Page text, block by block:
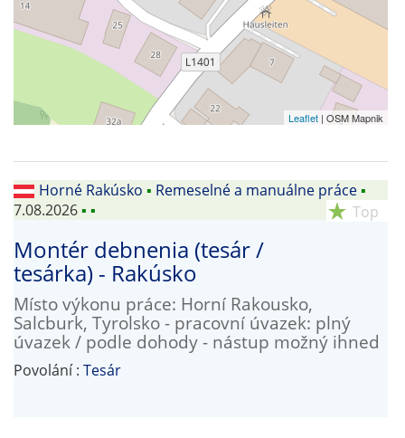
Leaflet| OSM Mapnik
Horné Rakúsko ▪ Remeselné a manuálne práce▪
7.08.2026▪ ▪ star_rate Top
Montér debnenia (tesár /
tesárka) - Rakúsko
Místo výkonu práce: Horní Rakousko,
Salcburk, Tyrolsko - pracovní úvazek: plný
úvazek / podle dohody - nástup možný ihned
Povolání : Tesár